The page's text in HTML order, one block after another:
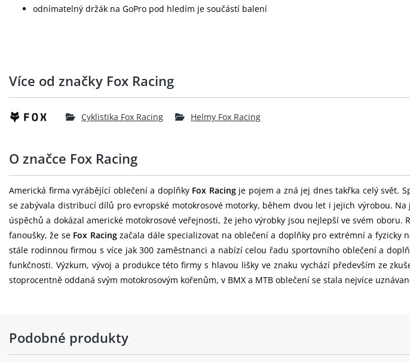
odnímatelný držák na GoPro pod hledím je součástí balení
Více od značky Fox Racing
Cyklistika Fox Racing Helmy Fox Racing
O značce Fox Racing
Americká firma vyrábějící oblečení a doplňky Fox Racingje pojem a zná jej dnes takřka celý svět.
se zabývala distribucí dílů pro evropské motokrosové motorky, během dvou let i jejich výrobou. Na
úspěchů a dokázal americké motokrosové veřejnosti, že jeho výrobky jsou nejlepší ve svém
fanoušky, že se Fox Racingzačala dále specializovat na oblečení a doplňky pro extrémní a fyzicky
stále rodinnou firmou s více jak 300 zaměstnanci a nabízí celou řadu sportovního oblečení a
funkčnosti. Výzkum, vývoj a produkce této firmy s hlavou lišky ve znaku vychází především ze
stoprocentně oddaná svým motokrosovým kořenům, v BMX a MTB oblečení se stala nejvíce
Podobné produkty